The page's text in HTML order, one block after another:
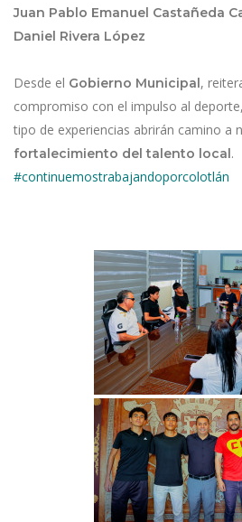
Juan Pablo Emanuel Castañeda
Daniel Rivera López
Desde el Gobierno Municipal,
compromiso con el impulso al
tipo de experiencias abrirán camino a
fortalecimiento del talento local.
#continuemostrabajandoporcolotlán